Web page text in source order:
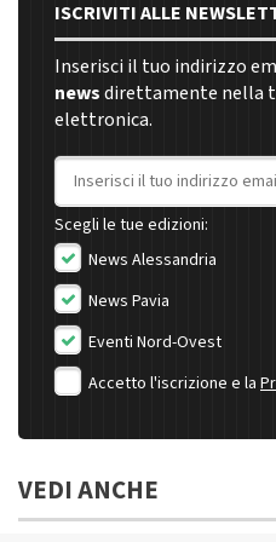
ISCRIVITI ALLE
Inserisci il tuo indirizzo
newsdirettamente nella
elettronica.
Indirizzo email
Scegli le tue edizioni:
News Alessandria
News Pavia
Eventi Nord-Ovest
Accetto l'iscrizione e la
VEDI ANCHE